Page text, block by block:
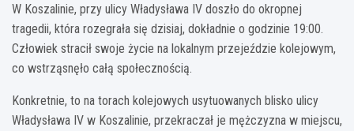
W Koszalinie, przy ulicy Władysława IV doszło do okropnej
tragedii, która rozegrała się dzisiaj, dokładnie o godzinie 19:00.
Człowiek stracił swoje życie na lokalnym przejeździe kolejowym,
co wstrząsnęło całą społecznością.
Konkretnie, to na torach kolejowych usytuowanych blisko ulicy
Władysława IV w Koszalinie, przekraczał je mężczyzna w miejscu,